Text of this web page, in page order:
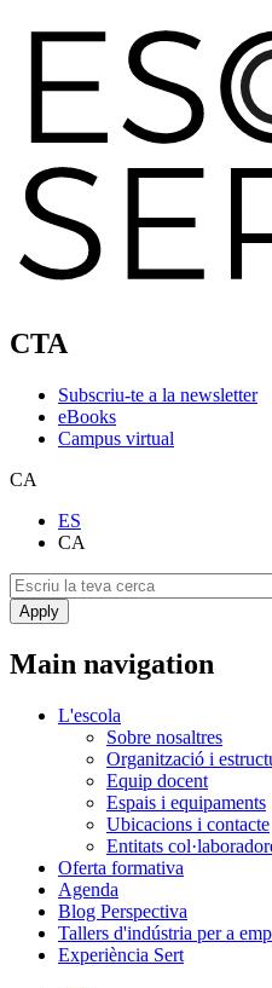
CTA
Subscriu-te a la newsletter
eBooks
Campus virtual
CA
ES
CA
Main navigation
L'escola
Sobre nosaltres
Organització i
Equip docent
Espais i equipaments
Ubicacions i contacte
Entitats
Oferta formativa
Agenda
Blog Perspectiva
Tallers d'indústria per a
Experiència Sert